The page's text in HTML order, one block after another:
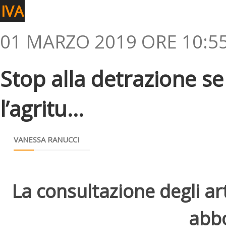
IVA
01 MARZO 2019 ORE
Stop alla detrazione
l’agritu...
VANESSA RANUCCI
La consultazione degli